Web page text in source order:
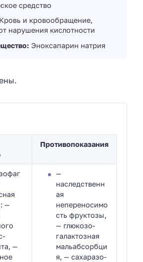
средство
Кровь и кровообращение,
нарушения кислотности
Эноксапарин натрия
Противопоказания
—
—
—
наследственн
ая
непереносимо
сть фруктозы,
— глюкозо-
галактозная
мальабсорбци
я, — сахаразо-